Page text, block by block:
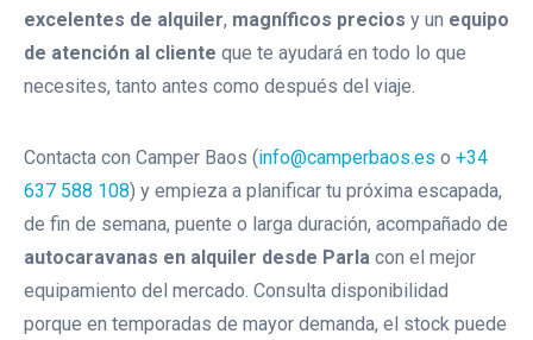
Plazas Nevis 322
Alquiler Autocaravana De 6
Plazas Mclouis Glamys 326
Autocaravana De Alquiler
Mclouis Glamys 7 Plazas
excelentes de alquiler, magníficos precios y un equipo
de atención al cliente que te ayudará en todo lo que
necesites, tanto antes como después del viaje.
Contacta con Camper Baos (info@camperbaos.es o +34
637 588 108) y empieza a planificar tu próxima escapada,
de fin de semana, puente o larga duración, acompañado de
autocaravanas en alquiler desde Parla con el mejor
equipamiento del mercado. Consulta disponibilidad
porque en temporadas de mayor demanda, el stock puede